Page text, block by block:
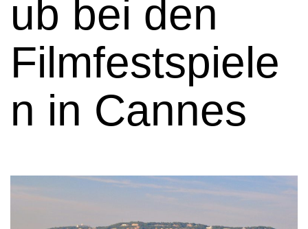
ub bei den
Filmfestspiele
n in Cannes